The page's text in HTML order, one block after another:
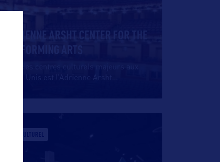
ADRIENNE ARSHT CENTER FOR THE
PERFORMING ARTS
L’un des centres culturels majeurs aux
Etats-Unis est l’Adrienne Arsht
SITE CULTUREL